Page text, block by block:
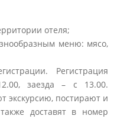
отеля;
меню: мясо,
Регистрация
заезда – с 13.00.
экскурсию, постирают и
доставят в номер